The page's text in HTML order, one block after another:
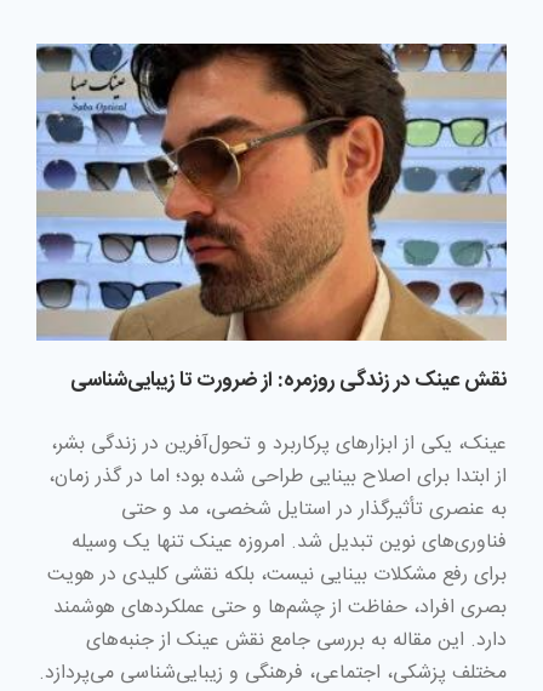
نقش عینک در زندگی روزمره: از ضرورت تا زیبایی‌شناسی
عینک، یکی از ابزارهای پرکاربرد و تحول‌آفرین در زندگی بشر،
از ابتدا برای اصلاح بینایی طراحی شده بود؛ اما در گذر زمان،
به عنصری تأثیرگذار در استایل شخصی، مد و حتی
فناوری‌های نوین تبدیل شد. امروزه عینک تنها یک وسیله
برای رفع مشکلات بینایی نیست، بلکه نقشی کلیدی در هویت
بصری افراد، حفاظت از چشم‌ها و حتی عملکردهای هوشمند
دارد. این مقاله به بررسی جامع نقش عینک از جنبه‌های
مختلف پزشکی، اجتماعی، فرهنگی و زیبایی‌شناسی می‌پردازد.